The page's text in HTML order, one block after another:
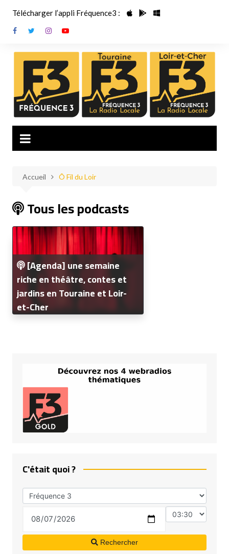
contenu
Télécharger l’appli Fréquence3 :
Accueil Ô Fil du Loir
Tous les podcasts
[Agenda] une semaine
riche en théâtre, contes et
jardins en Touraine et Loir-
et-Cher
C'était quoi ?
Rechercher